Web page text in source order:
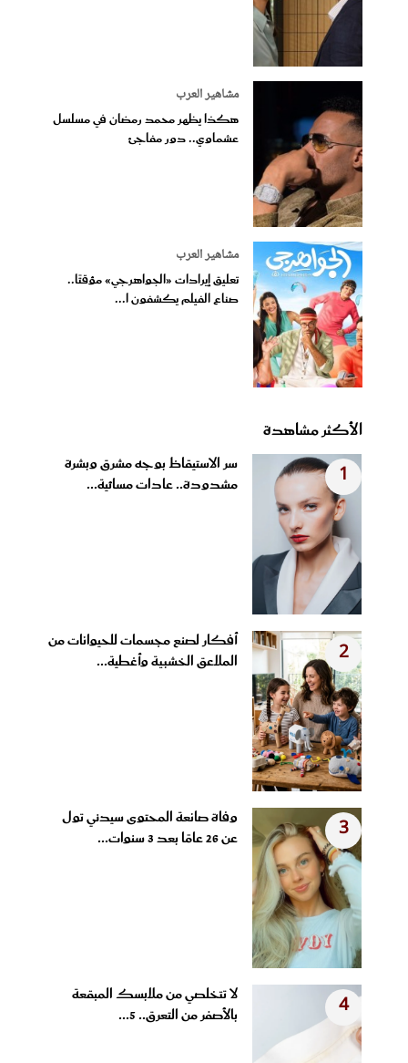
مشاهير العرب
هكذا يظهر محمد رمضان في مسلسل
عشماوي.. دور مفاجئ
مشاهير العرب
تعليق إيرادات «الجواهرجي» مؤقتًا..
صناع الفيلم يكشفون ا...
الأكثر مشاهدة
1
سر الاستيقاظ بوجه مشرق وبشرة
مشدودة.. عادات مسائية...
2
أفكار لصنع مجسمات للحيوانات من
الملاعق الخشبية وأغطية...
3
وفاة صانعة المحتوى سيدني تول
عن 26 عامًا بعد 3 سنوات...
4
لا تتخلصي من ملابسك المبقعة
بالأصفر من التعرق.. 5...